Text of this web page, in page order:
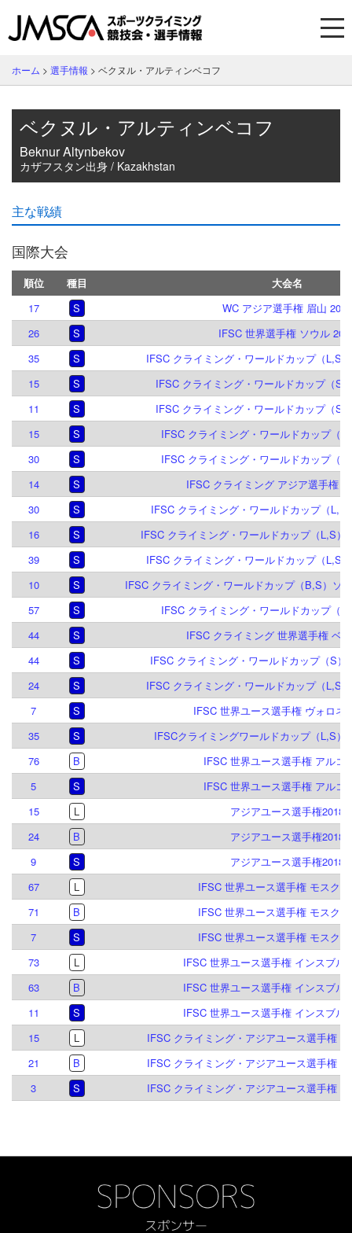
ホーム > 選手情報 > ベクヌル・アルティンベコフ
ベクヌル・アルティンベコフ
Beknur Altynbekov
カザフスタン出身 / Kazakhstan
主な戦績
国際大会
順位 種目
大会名
17
S
WC アジア選手権 眉山 2026
26
S
IFSC 世界選手権 ソウル
35
S
IFSC クライミング・ワールドカップ（L,S
15
S
IFSC クライミング・ワールドカップ（S
11
S
IFSC クライミング・ワールドカップ（S
15
S
IFSC クライミング・ワールドカップ（
30
S
IFSC クライミング・ワールドカップ（
14
S
IFSC クライミング アジア選手権
30
S
IFSC クライミング・ワールドカップ（
16
S
IFSC クライミング・ワールドカップ（L,S）
39
S
IFSC クライミング・ワールドカップ（L,S
10
S
IFSC クライミング・ワールドカップ（B,S）ソ
57
S
IFSC クライミング・ワールドカップ（
44
S
IFSC クライミング 世界選手権 ベ
44
S
IFSC クライミング・ワールドカップ（S）
24
S
IFSC クライミング・ワールドカップ（L,S
7
S
IFSC 世界ユース選手権 ヴォロネ
35
S
IFSCクライミングワールドカップ（L,S）
76
B
IFSC 世界ユース選手権 アルコ
5
S
IFSC 世界ユース選手権 アルコ
15
L
アジアユース選手権2018
24
B
アジアユース選手権2018
9
S
アジアユース選手権2018
67
L
IFSC 世界ユース選手権 モスク
71
B
IFSC 世界ユース選手権 モスク
7
S
IFSC 世界ユース選手権 モスク
73
L
IFSC 世界ユース選手権 インスブル
63
B
IFSC 世界ユース選手権 インスブル
11
S
IFSC 世界ユース選手権 インスブル
15
L
IFSC クライミング・アジアユース選手権
21
B
IFSC クライミング・アジアユース選手権
3
S IFSC クライミング・アジアユース選手権